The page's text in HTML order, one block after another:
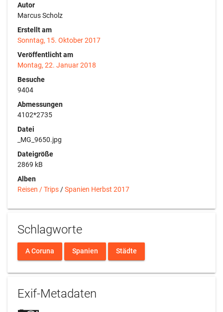
Autor
Marcus Scholz
Erstellt am
Sonntag, 15. Oktober 2017
Veröffentlicht am
Montag, 22. Januar 2018
Besuche
9404
Abmessungen
4102*2735
Datei
_MG_9650.jpg
Dateigröße
2869 kB
Alben
Reisen / Trips /Spanien Herbst 2017
Schlagworte
A Coruna Spanien Städte
Exif-Metadaten